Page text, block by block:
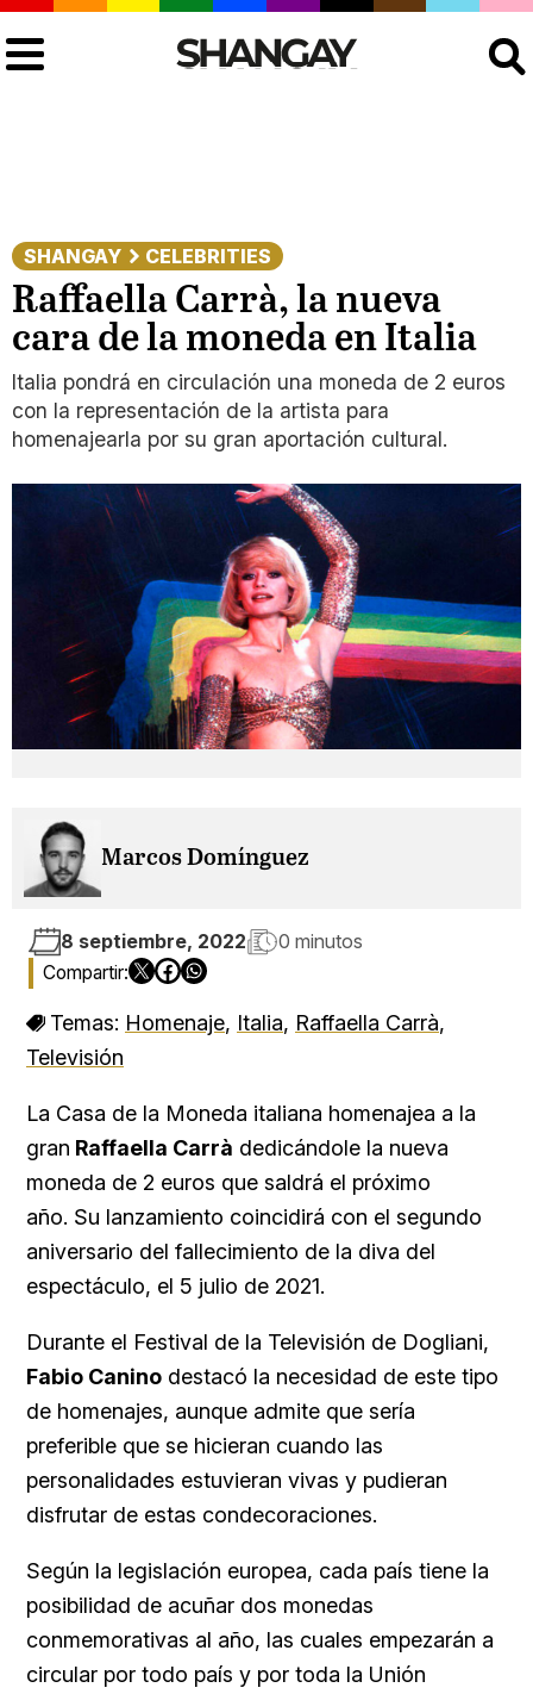
SHANGAY CELEBRITIES
Raffaella Carrà, la nueva
cara de la moneda en Italia
Italia pondrá en circulación una moneda de 2 euros
con la representación de la artista para
homenajearla por su gran aportación cultural.
Marcos Domínguez
8 septiembre, 2022 0 minutos
Temas: Homenaje, Italia, Raffaella Carrà,
Televisión
La Casa de la Moneda italiana homenajea a la
gran Raffaella Carrà dedicándole la nueva
moneda de 2 euros que saldrá el próximo
año. Su lanzamiento coincidirá con el segundo
aniversario del fallecimiento de la diva del
espectáculo, el 5 julio de 2021.
Durante el Festival de la Televisión de Dogliani,
Fabio Canino destacó la necesidad de este tipo
de homenajes, aunque admite que sería
preferible que se hicieran cuando las
personalidades estuvieran vivas y pudieran
disfrutar de estas condecoraciones.
Según la legislación europea, cada país tiene la
posibilidad de acuñar dos monedas
conmemorativas al año, las cuales empezarán a
circular por todo país y por toda la Unión